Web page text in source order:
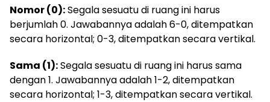
Nomor (0):Segala sesuatu di ruang ini harus
berjumlah 0. Jawabannya adalah 6-0, ditempatkan
secara horizontal; 0-3, ditempatkan secara vertikal.
Sama (1):Segala sesuatu di ruang ini harus sama
dengan 1. Jawabannya adalah 1-2, ditempatkan
secara horizontal; 1-3, ditempatkan secara vertikal.